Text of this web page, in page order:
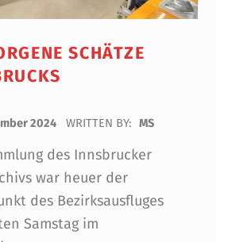
SCHÄTZE
2024 WRITTEN BY: MS
des Innsbrucker
war heuer der
des Bezirksausfluges
Samstag im